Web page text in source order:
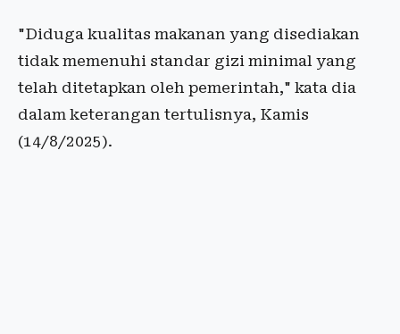
"Diduga kualitas makanan yang disediakan
tidak memenuhi standar gizi minimal yang
telah ditetapkan oleh pemerintah," kata dia
dalam keterangan tertulisnya, Kamis
(14/8/2025).